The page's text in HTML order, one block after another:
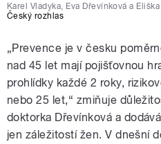
Karel Vladyka, Eva Dřevínková a
Český rozhlas
„Prevence je v česku
nad 45 let mají pojišťovnou
prohlídky každé 2 roky,
nebo 25 let,“ zmiňuje
doktorka Dřevínková a
jen záležitostí žen. V dnešní